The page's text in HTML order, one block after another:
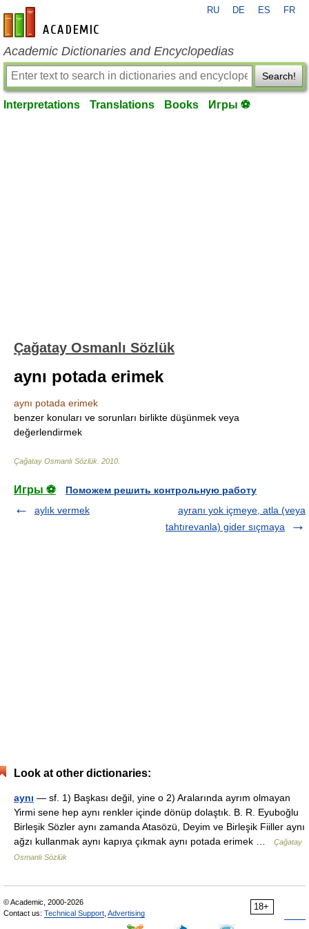
en-academic.com
RU DE ES FR
Academic Dictionaries and Encyclopedias
Search!
Interpretations Translations Books Игры ⚽
Çağatay Osmanlı Sözlük
aynı potada erimek
aynı potada erimek
benzer konuları ve sorunları birlikte düşünmek veya
değerlendirmek
Çağatay Osmanlı Sözlük 2010
Игры ⚽
Поможем решить контрольную работу
aylık vermek
ayranı yok içmeye, atla (veya
tahtırevanla) gider sıçmaya
Look at other dictionaries:
aynı — sf. 1) Başkası değil, yine o 2) Aralarında ayrım olmayan
Yirmi sene hep aynı renkler içinde dönüp dolaştık. B. R. Eyuboğlu
Birleşik Sözler aynı zamanda Atasözü, Deyim ve Birleşik Fiiller aynı
ağzı kullanmak aynı kapıya çıkmak aynı potada erimek …
Çağatay
Osmanlı Sözlük
18+
© Academic, 2000-2026
Contact us: Technical Support Advertising